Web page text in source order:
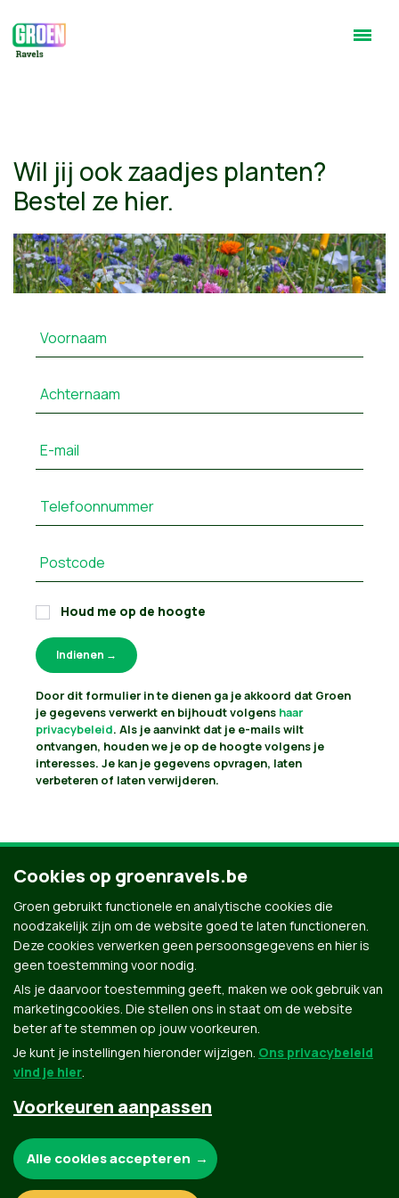
Wil jij ook zaadjes planten?
Bestel ze hier.
Voornaam
Achternaam
E-mail
Telefoonnummer
Postcode
Houd me op de hoogte
Door dit formulier in te dienen ga je akkoord dat Groen
je gegevens verwerkt en bijhoudt volgens haar
privacybeleid. Als je aanvinkt dat je e-mails wilt
ontvangen, houden we je op de hoogte volgens je
interesses. Je kan je gegevens opvragen, laten
verbeteren of laten verwijderen.
Groen.be
Contact Privacybeleid
Cookies op groenravels.be
Groen gebruikt functionele en analytische cookies die
noodzakelijk zijn om de website goed te laten functioneren.
Deze cookies verwerken geen persoonsgegevens en hier is
geen toestemming voor nodig.
Als je daarvoor toestemming geeft, maken we ook gebruik van
marketingcookies. Die stellen ons in staat om de website
beter af te stemmen op jouw voorkeuren.
Je kunt je instellingen hieronder wijzigen. Ons privacybeleid
vind je hier.
Voorkeuren aanpassen
Alle cookies accepteren